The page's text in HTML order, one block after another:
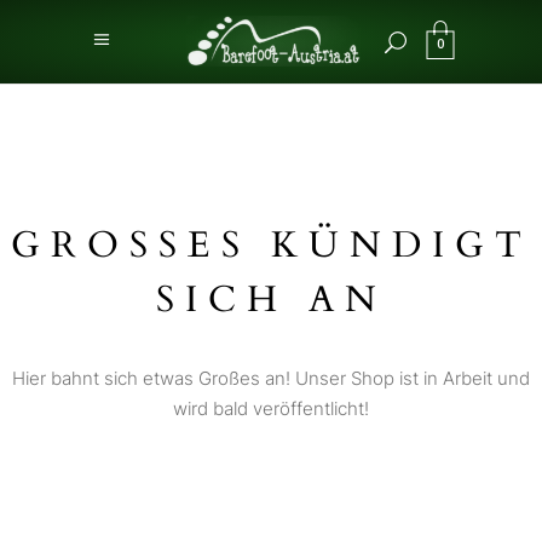
0
GROSSES KÜNDIGT S
ICH AN
Hier bahnt sich etwas Großes an! Unser Shop ist in Arbeit und
wird bald veröffentlicht!